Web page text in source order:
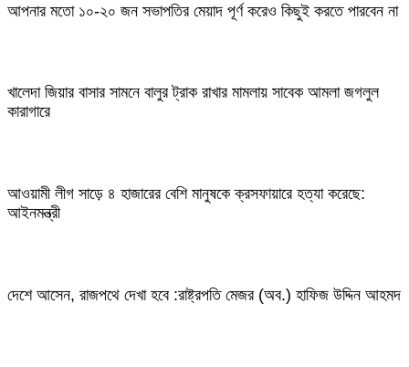
আপনার মতো ১০-২০ জন সভাপতির মেয়াদ পূর্ণ করেও কিছুই করতে পারবেন না
খালেদা জিয়ার বাসার সামনে বালুর ট্রাক রাখার মামলায় সাবেক আমলা জগলুল
কারাগারে
আওয়ামী লীগ সাড়ে ৪ হাজারের বেশি মানুষকে ক্রসফায়ারে হত্যা করেছে:
আইনমন্ত্রী
দেশে আসেন, রাজপথে দেখা হবে :রাষ্ট্রপতি মেজর (অব.) হাফিজ উদ্দিন আহমদ